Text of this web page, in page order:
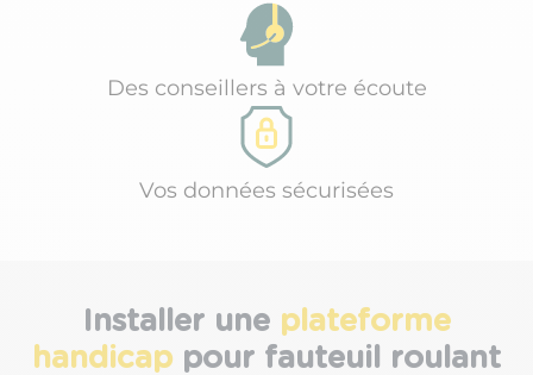
Des conseillers à votre écoute
Vos données sécurisées
Installer une plateforme
handicap pour fauteuil roulant